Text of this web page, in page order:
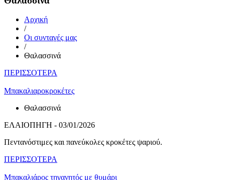
Αρχική
/
Οι συνταγές μας
/
Θαλασσινά
ΠΕΡΙΣΣΟΤΕΡΑ
Μπακαλιαροκροκέτες
Θαλασσινά
ΕΛΑΙΟΠΗΓΗ - 03/01/2026
Πεντανόστιμες και πανεύκολες κροκέτες ψαριού.
ΠΕΡΙΣΣΟΤΕΡΑ
Μπακαλιάρος τηγανητός με θυμάρι